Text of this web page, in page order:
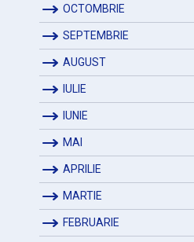
OCTOMBRIE
SEPTEMBRIE
AUGUST
IULIE
IUNIE
MAI
APRILIE
MARTIE
FEBRUARIE